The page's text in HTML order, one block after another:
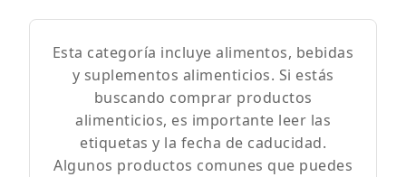
Esta categoría incluye alimentos, bebidas
y suplementos alimenticios. Si estás
buscando comprar productos
alimenticios, es importante leer las
etiquetas y la fecha de caducidad.
Algunos productos comunes que puedes